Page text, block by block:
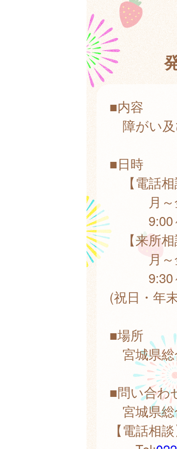
■内容
障がい及
■日時
【電話相
月～
9:00～
【来所相
月～
9:30～
(祝日・年
■場所
宮城県総
■問い合わ
宮城県総
【電話相談